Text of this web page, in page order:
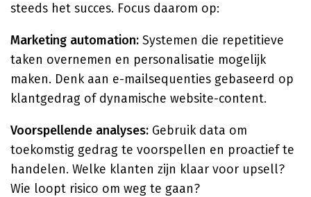
steeds het succes. Focus daarom op:
Marketing automation: Systemen die repetitieve
taken overnemen en personalisatie mogelijk
maken. Denk aan e-mailsequenties gebaseerd op
klantgedrag of dynamische website-content.
Voorspellende analyses: Gebruik data om
toekomstig gedrag te voorspellen en proactief te
handelen. Welke klanten zijn klaar voor upsell?
Wie loopt risico om weg te gaan?